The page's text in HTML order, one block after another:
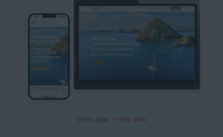
Votre plan → Site web